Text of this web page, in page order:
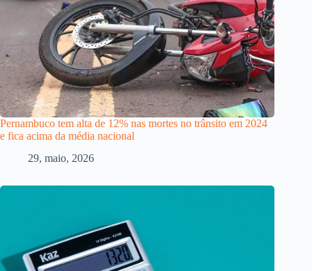
Pernambuco tem alta de 12% nas mortes no trânsito em 2024
e fica acima da média nacional
29, maio, 2026